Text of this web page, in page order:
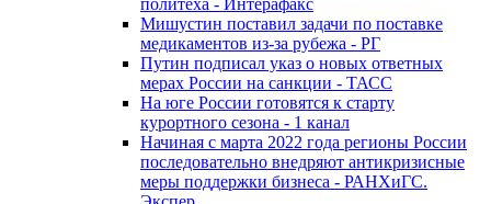
политеха - Интерафакс
Мишустин поставил задачи по поставке
медикаментов из-за рубежа - РГ
Путин подписал указ о новых ответных
мерах России на санкции - ТАСС
На юге России готовятся к старту
курортного сезона - 1 канал
Начиная с марта 2022 года регионы России
последовательно внедряют антикризисные
меры поддержки бизнеса - РАНХиГС.